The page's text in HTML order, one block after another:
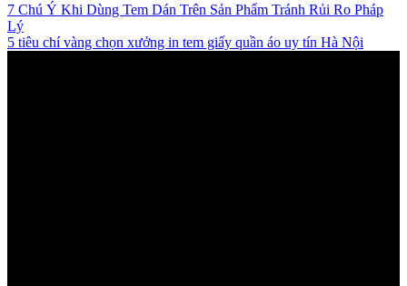
7 Chú Ý Khi Dùng Tem Dán Trên Sản Phẩm Tránh Rủi Ro Pháp
Lý
5 tiêu chí vàng chọn xưởng in tem giấy quần áo uy tín Hà Nội